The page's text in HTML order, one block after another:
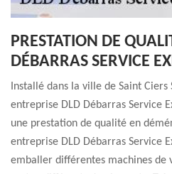
PRESTATION DE
DÉBARRAS SERVICE
Installé dans la ville de Saint
entreprise DLD Débarras Service
une prestation de qualité en
entreprise DLD Débarras Service
emballer différentes machines